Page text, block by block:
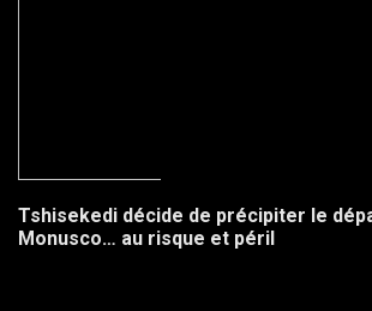
Tshisekedi décide de précipiter le
Monusco… au risque et péril